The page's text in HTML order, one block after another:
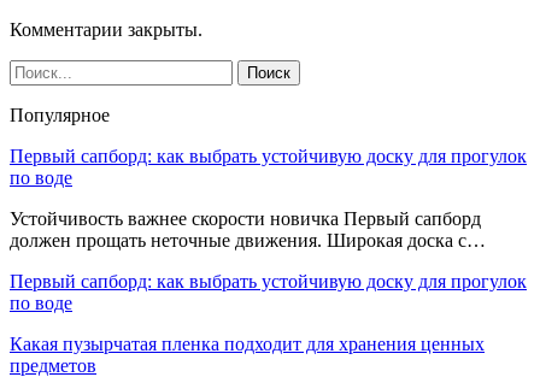
Комментарии закрыты.
Популярное
Первый сапборд: как выбрать устойчивую доску для прогулок
по воде
Устойчивость важнее скорости новичка Первый сапборд
должен прощать неточные движения. Широкая доска с…
Первый сапборд: как выбрать устойчивую доску для прогулок
по воде
Какая пузырчатая пленка подходит для хранения ценных
предметов